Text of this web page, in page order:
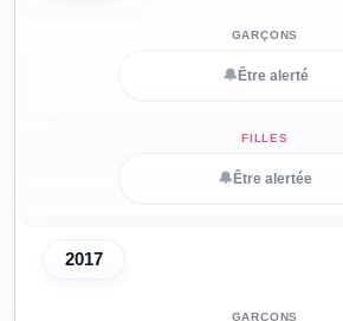
🔔 Être alerté
🔔 Être alertée
2017